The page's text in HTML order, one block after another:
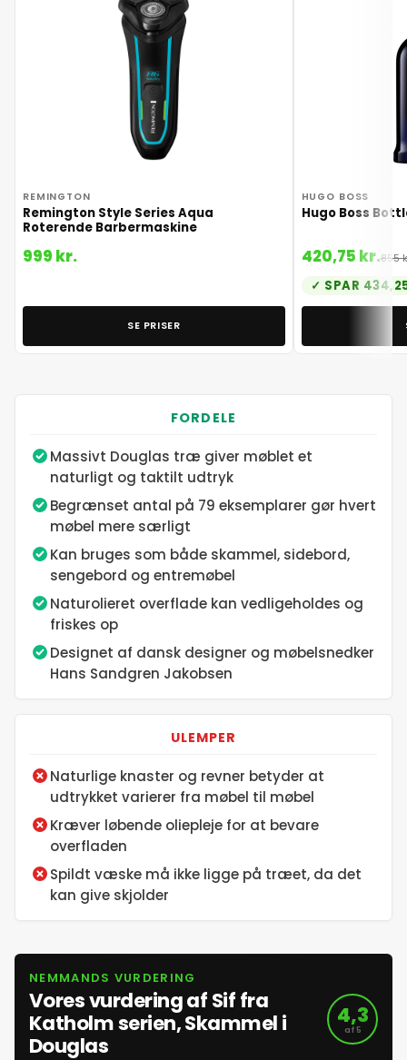
REMINGTON
Remington Style Series Aqua
Roterende Barbermaskine
999 kr.
SE PRISER
HUGO BOSS
Hugo Boss
420,75 kr.855
SPAR
FORDELE
Massivt Douglas træ giver møblet et
naturligt og taktilt udtryk
Begrænset antal på 79 eksemplarer gør hvert
møbel mere særligt
Kan bruges som både skammel, sidebord,
sengebord og entremøbel
Naturolieret overflade kan vedligeholdes og
friskes op
Designet af dansk designer og møbelsnedker
Hans Sandgren Jakobsen
ULEMPER
Naturlige knaster og revner betyder at
udtrykket varierer fra møbel til møbel
Kræver løbende oliepleje for at bevare
overfladen
Spildt væske må ikke ligge på træet, da det
kan give skjolder
NEMMANDS VURDERING
Vores vurdering af Sif fra
Katholm serien, Skammel i
Douglas
4,3
af 5